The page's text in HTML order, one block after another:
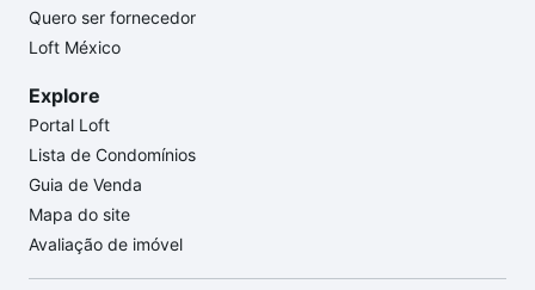
Quero ser fornecedor
Loft México
Explore
Portal Loft
Lista de Condomínios
Guia de Venda
Mapa do site
Avaliação de imóvel